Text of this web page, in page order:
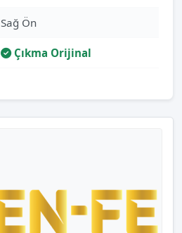
Sağ Ön
Çıkma Orijinal